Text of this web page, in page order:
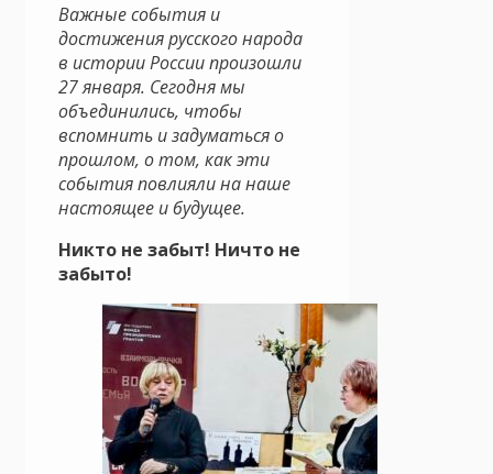
Важные события и
достижения русского народа
в истории России произошли
27 января. Сегодня мы
объединились, чтобы
вспомнить и задуматься о
прошлом, о том, как эти
события повлияли на наше
настоящее и будущее.
Никто не забыт! Ничто не
забыто!